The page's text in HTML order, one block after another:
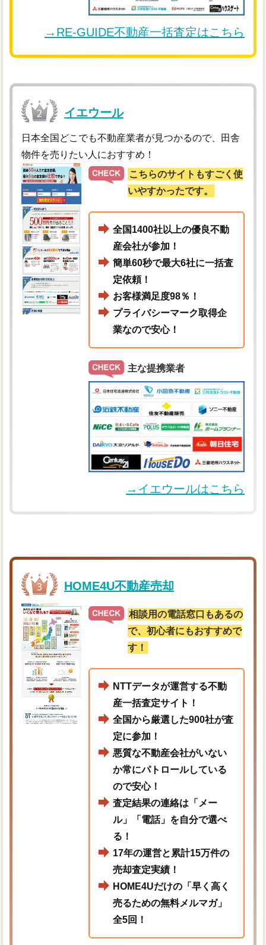
→RE-GUIDE不動産一括査定はこちら
イエウール
日本全国どこでも不動産業者が見つかるので、田舎
物件を売りたい人におすすめ！
こちらのサイトもすごく使
いやすかったです。
全国1400社以上の優良不動
産会社が参加！
簡単60秒で最大6社に一括査
定依頼！
お客様満足度98％！
プライバシーマーク取得企
業なので安心！
主な提携業者
→イエウールはこちら
HOME4U不動産売却
相談用の電話窓口もあるの
で、初心者にもおすすめで
す！
NTTデータが運営する不動
産一括査定サイト！
全国から厳選した900社が査
定に参加！
悪質な不動産会社がいない
か常にパトロールしている
ので安心！
査定結果の連絡は「メー
ル」「電話」を自分で選べ
る！
17年の運営と累計15万件の
売却査定実績！
HOME4Uだけの「早く高く
売るための無料メルマガ」
全5回！